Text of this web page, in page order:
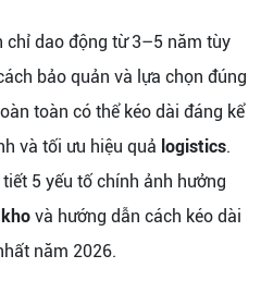
chỉ dao động từ 3–5 năm tùy
bảo quản và lựa chọn đúng
toàn có thể kéo dài đáng kể
và tối ưu hiệu quả logistics.
5 yếu tố chính ảnh hưởng
và hướng dẫn cách kéo dài
năm 2026.